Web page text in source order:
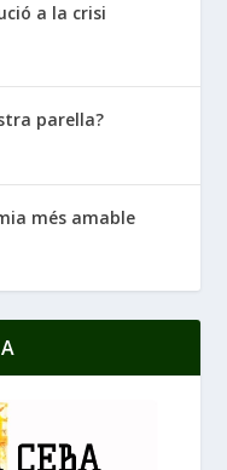
a la crisi
parella?
més amable